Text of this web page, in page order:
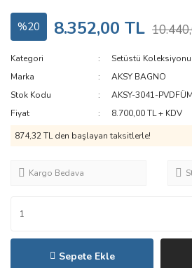
%20 8.352,00 TL
Kategori
Setüstü Koleksiyonu
Marka
AKSY BAGNO
Stok Kodu
AKSY-3041-
Fiyat
8.700,00 TL + KDV
874,32 TL den başlayan taksitlerle!
Kargo Bedava
Sepete Ekle